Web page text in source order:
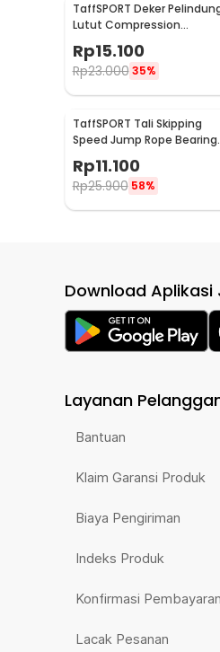
TaffSPORT Deker
Lutut Compression
L - SS7
Rp15.100
Rp23.000 35%
TaffSPORT Tali Skipping
Speed Jump Rope Bearing
JR05
Rp11.100
Rp25.900 58%
Download
Layanan
Bantuan
Klaim Garansi Produk
Biaya Pengiriman
Indeks Produk
Konfirmasi Pembayaran
Lacak Pesanan